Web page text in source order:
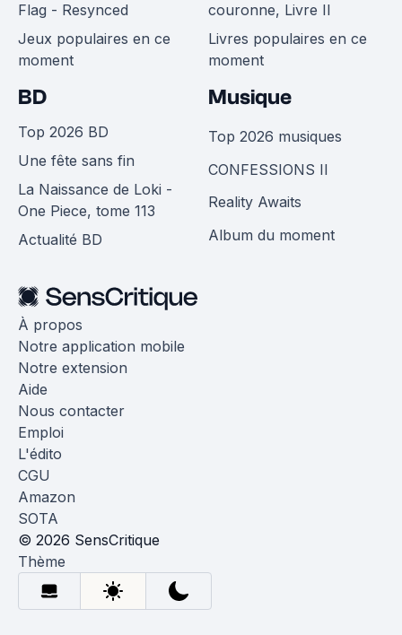
Flag - Resynced
Jeux populaires en ce
moment
couronne, Livre II
Livres populaires en ce
moment
BD
Top 2026 BD
Une fête sans fin
La Naissance de Loki -
One Piece, tome 113
Actualité BD
Musique
Top 2026 musiques
CONFESSIONS II
Reality Awaits
Album du moment
À propos
Notre application mobile
Notre extension
Aide
Nous contacter
Emploi
L'édito
CGU
Amazon
SOTA
© 2026 SensCritique
Thème